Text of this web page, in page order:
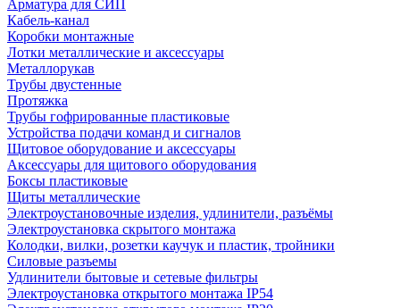
Арматура для СИП
Кабель-канал
Коробки монтажные
Лотки металлические и аксессуары
Металлорукав
Трубы двустенные
Протяжка
Трубы гофрированные пластиковые
Устройства подачи команд и сигналов
Щитовое оборудование и аксессуары
Аксессуары для щитового оборудования
Боксы пластиковые
Щиты металлические
Электроустановочные изделия, удлинители, разъёмы
Электроустановка скрытого монтажа
Колодки, вилки, розетки каучук и пластик, тройники
Силовые разъемы
Удлинители бытовые и сетевые фильтры
Электроустановка открытого монтажа IP54